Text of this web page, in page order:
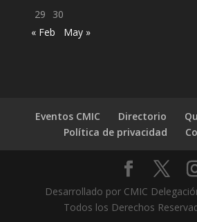
29
30
« Feb
May »
Eventos CMIC Directorio
Política de privacidad
Desarrollado por CMIC
Todos los Derechos